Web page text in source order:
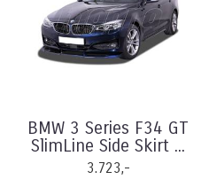
BMW 3 Series F34 GT
SlimLine Side Skirt ...
3.723,-